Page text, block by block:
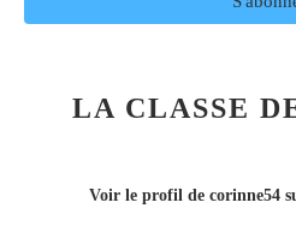
LA CLASSE
Voir le profil decorinne54